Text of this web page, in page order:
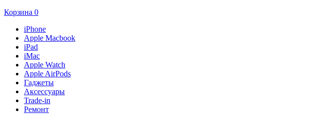
Корзина 0
iPhone
Apple Macbook
iPad
iMac
Apple Watch
Apple AirPods
Гаджеты
Аксессуары
Trade-in
Ремонт